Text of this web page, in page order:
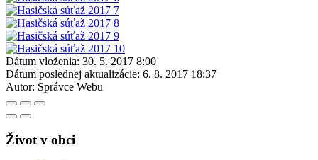
Dátum vloženia: 30. 5. 2017 8:00
Dátum poslednej aktualizácie: 6. 8. 2017 18:37
Autor: Správce Webu
Život v obci